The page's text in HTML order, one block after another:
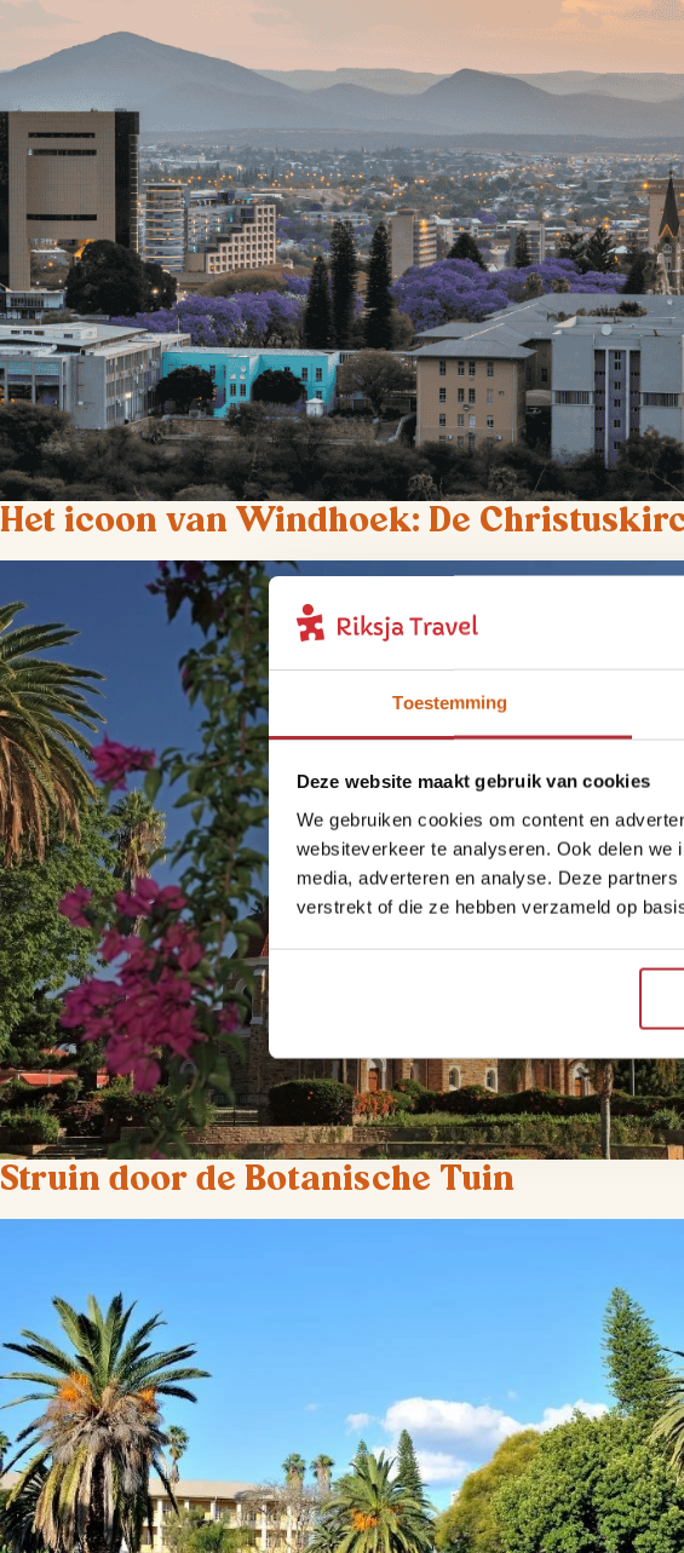
Toestemming
Deze website maakt gebruik van cookies
We gebruiken cookies om content en
websiteverkeer te analyseren. Ook delen
media, adverteren en analyse. Deze
verstrekt of die ze hebben verzameld op
Het icoon van Windhoek: De
Struin door de Botanische Tuin